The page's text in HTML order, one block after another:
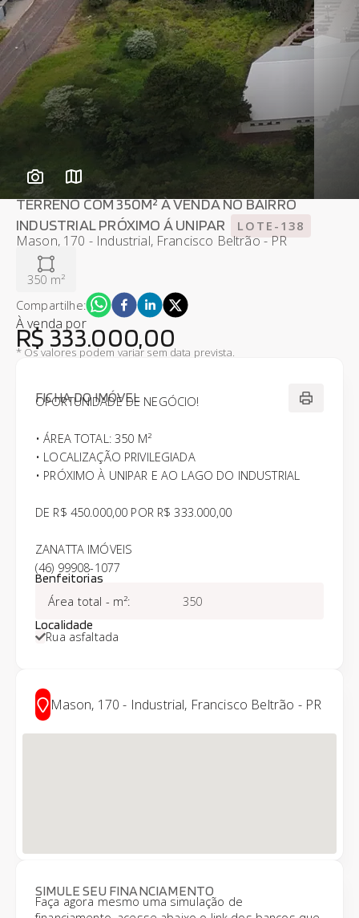
TERRENO COM 350M² À VENDA NO BAIRRO
INDUSTRIAL PRÓXIMO Á UNIPAR
LOTE-138
Mason, 170 - Industrial, Francisco Beltrão - PR
350 m²
Compartilhe:
À venda por
R$ 333.000,00
* Os valores podem variar sem data prevista.
FICHA DO IMÓVEL
OPORTUNIDADE DE NEGÓCIO!
• ÁREA TOTAL: 350 M²
• LOCALIZAÇÃO PRIVILEGIADA
• PRÓXIMO À UNIPAR E AO LAGO DO INDUSTRIAL
DE R$ 450.000,00 POR R$ 333.000,00
ZANATTA IMÓVEIS
(46) 99908-1077
Benfeitorias
Área total - m²: 350
Localidade
Rua asfaltada
Mason, 170 - Industrial, Francisco Beltrão - PR
SIMULE SEU FINANCIAMENTO
Faça agora mesmo uma simulação de